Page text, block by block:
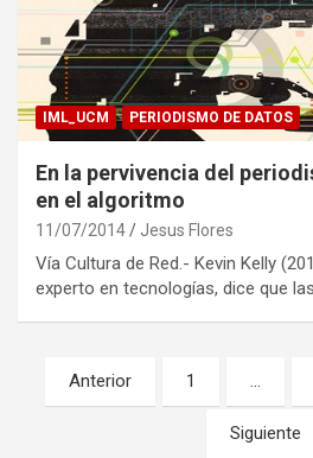
IML_UCM PERIODISMO DE DATOS
En la pervivencia del
en el algoritmo
11/07/2014 Jesus Flores
Vía Cultura de Red.- Kevin Kelly
experto en tecnologías, dice que
Navegación
de
Anterior 1 …
Siguiente